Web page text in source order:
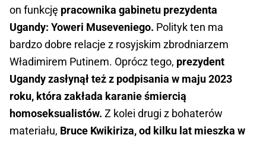
on funkcję pracownika gabinetu prezydenta
Ugandy: Yoweri Museveniego. Polityk ten ma
bardzo dobre relacje z rosyjskim zbrodniarzem
Władimirem Putinem. Oprócz tego, prezydent
Ugandy zasłynął też z podpisania w maju 2023
roku, która zakłada karanie śmiercią
homoseksualistów. Z kolei drugi z bohaterów
materiału, Bruce Kwikiriza, od kilku lat mieszka w